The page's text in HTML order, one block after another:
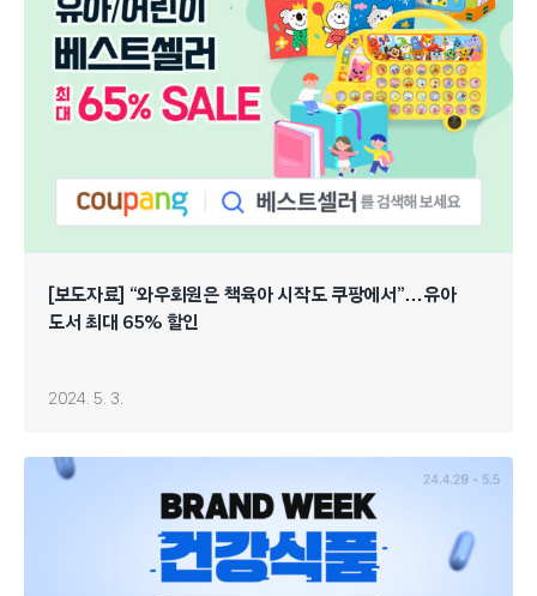
[보도자료] “와우회원은 책육아 시작도 쿠팡에서”…유아
도서 최대 65% 할인
2024. 5. 3.